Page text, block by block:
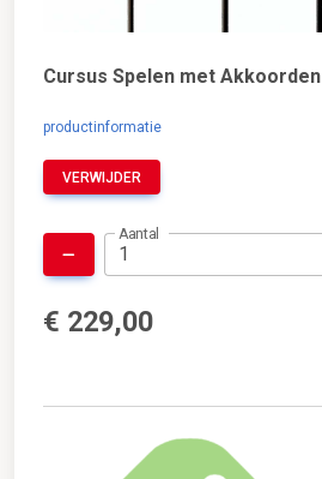
Cursus Spelen met Akkoorden
productinformatie
VERWIJDER
Aantal
€ 229,00